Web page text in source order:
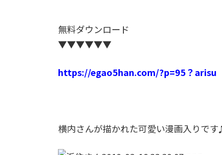
無料ダウンロード
▼▼▼▼▼▼
https://egao5han.com/?p=95？arisu
横内さんが描かれた可愛い漫画入りで